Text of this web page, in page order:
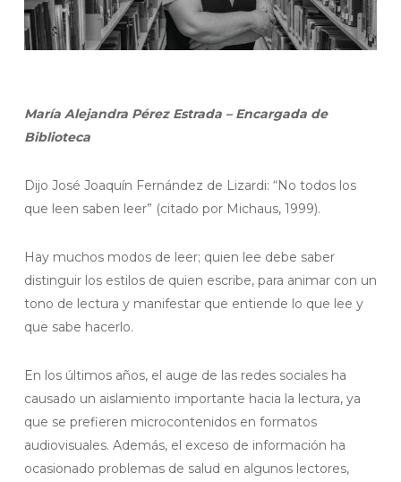
María Alejandra Pérez Estrada – Encargada de
Biblioteca
Dijo José Joaquín Fernández de Lizardi: “No todos los
que leen saben leer” (citado por Michaus, 1999).
Hay muchos modos de leer; quien lee debe saber
distinguir los estilos de quien escribe, para animar con un
tono de lectura y manifestar que entiende lo que lee y
que sabe hacerlo.
En los últimos años, el auge de las redes sociales ha
causado un aislamiento importante hacia la lectura, ya
que se prefieren microcontenidos en formatos
audiovisuales. Además, el exceso de información ha
ocasionado problemas de salud en algunos lectores,